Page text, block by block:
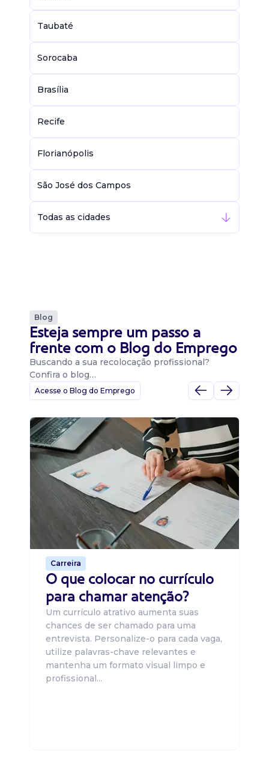
Taubaté
Sorocaba
Brasília
Recife
Florianópolis
São José dos Campos
Todas as cidades
Blog
Esteja sempre um passo a
frente com o Blog do Emprego
Buscando a sua recolocação profissional?
Confira o blog…
Acesse o Blog do Emprego
Carreira
O que colocar no currículo
para chamar atenção?
Um currículo atrativo aumenta suas
chances de ser chamado para uma
entrevista. Personalize-o para cada vaga,
utilize palavras-chave relevantes e
mantenha um formato visual limpo e
profissional...